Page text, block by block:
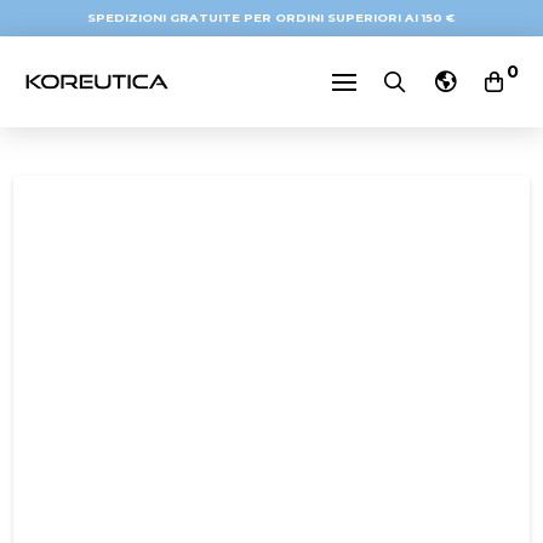
SPEDIZIONI GRATUITE PER ORDINI SUPERIORI AI 150 €
0